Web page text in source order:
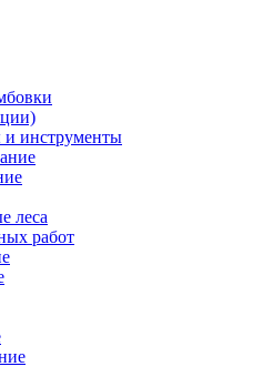
инструменты
леса
работ